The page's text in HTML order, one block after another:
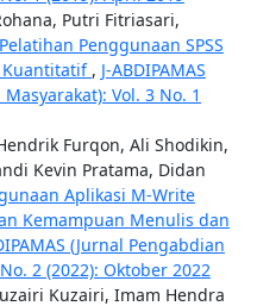
Putri Fitriasari,
Pelatihan Penggunaan SPSS
Kuantitatif , J-ABDIPAMAS
Vol. 3 No. 1
Furqon, Ali Shodikin,
Kevin Pratama, Didan
Aplikasi M-Write
Kemampuan Menulis dan
(Jurnal Pengabdian
2 (2022): Oktober 2022
Kuzairi, Imam Hendra